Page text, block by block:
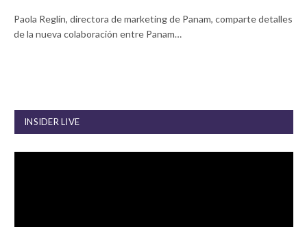
Paola Reglín, directora de marketing de Panam, comparte detalles
de la nueva colaboración entre Panam…
INSIDER LIVE